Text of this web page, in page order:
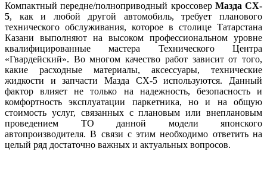
Компактный передне/полноприводный кроссовер Мазда CX-
5, как и любой другой автомобиль, требует планового
технического обслуживания, которое в столице Татарстана
Казани выполняют на высоком профессиональном уровне
квалифицированные мастера Технического Центра
«Гвардейский». Во многом качество работ зависит от того,
какие расходные материалы, аксессуары, технические
жидкости и запчасти Мазда CX-5 используются. Данный
фактор влияет не только на надежность, безопасность и
комфортность эксплуатации паркетника, но и на общую
стоимость услуг, связанных с плановым или внеплановым
проведением ТО данной модели японского
автопроизводителя. В связи с этим необходимо ответить на
целый ряд достаточно важных и актуальных вопросов.